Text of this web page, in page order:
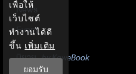
News
Event
นิยาย by KaweBook
เพื่อให้
เว็บไซต์
ทำงานได้ดี
ขึ้น เพิ่มเติม
ยอมรับ